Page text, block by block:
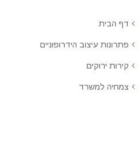
דף הבית
פתרונות עיצוב הידרופוניים
קירות ירוקים
צמחיה למשרד